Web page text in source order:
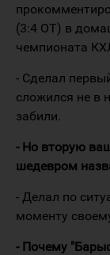
(3:4 ОТ) в
чемпионата
- Сделал
сложился не в
забили.
- Но вторую
шедевром
- Делал по
моменту
- Почему